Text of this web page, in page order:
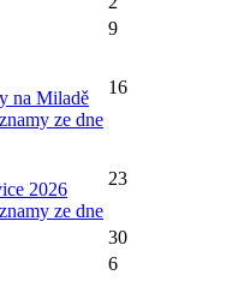
9
na Miladě
ze dne
16
2026
ze dne
23
30
6